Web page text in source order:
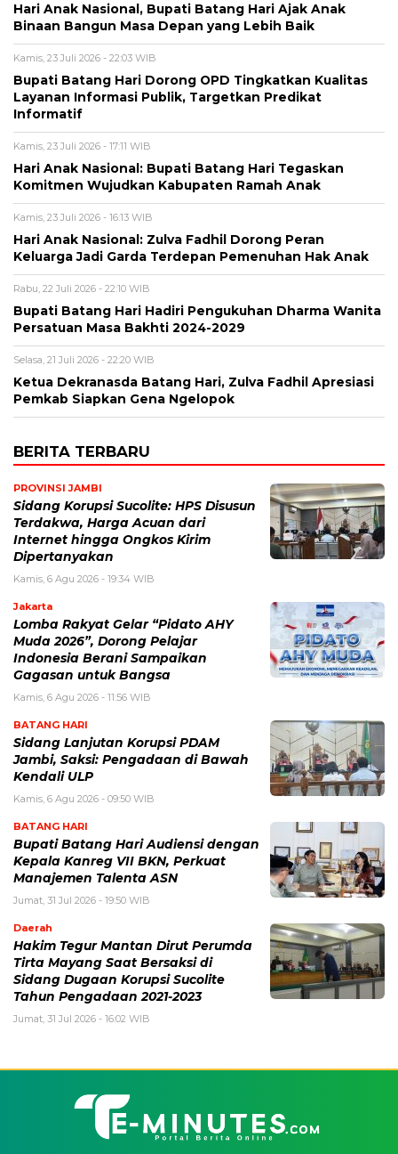
Hari Anak Nasional, Bupati Batang Hari Ajak Anak
Binaan Bangun Masa Depan yang Lebih Baik
Kamis, 23 Juli 2026 - 22:03 WIB
Bupati Batang Hari Dorong OPD Tingkatkan Kualitas
Layanan Informasi Publik, Targetkan Predikat
Informatif
Kamis, 23 Juli 2026 - 17:11 WIB
Hari Anak Nasional: Bupati Batang Hari Tegaskan
Komitmen Wujudkan Kabupaten Ramah Anak
Kamis, 23 Juli 2026 - 16:13 WIB
Hari Anak Nasional: Zulva Fadhil Dorong Peran
Keluarga Jadi Garda Terdepan Pemenuhan Hak Anak
Rabu, 22 Juli 2026 - 22:10 WIB
Bupati Batang Hari Hadiri Pengukuhan Dharma Wanita
Persatuan Masa Bakhti 2024-2029
Selasa, 21 Juli 2026 - 22:20 WIB
Ketua Dekranasda Batang Hari, Zulva Fadhil Apresiasi
Pemkab Siapkan Gena Ngelopok
BERITA TERBARU
PROVINSI JAMBI
Sidang Korupsi Sucolite: HPS Disusun
Terdakwa, Harga Acuan dari
Internet hingga Ongkos Kirim
Dipertanyakan
Kamis, 6 Agu 2026 - 19:34 WIB
Jakarta
Lomba Rakyat Gelar “Pidato AHY
Muda 2026”, Dorong Pelajar
Indonesia Berani Sampaikan
Gagasan untuk Bangsa
Kamis, 6 Agu 2026 - 11:56 WIB
BATANG HARI
Sidang Lanjutan Korupsi PDAM
Jambi, Saksi: Pengadaan di Bawah
Kendali ULP
Kamis, 6 Agu 2026 - 09:50 WIB
BATANG HARI
Bupati Batang Hari Audiensi dengan
Kepala Kanreg VII BKN, Perkuat
Manajemen Talenta ASN
Jumat, 31 Jul 2026 - 19:50 WIB
Daerah
Hakim Tegur Mantan Dirut Perumda
Tirta Mayang Saat Bersaksi di
Sidang Dugaan Korupsi Sucolite
Tahun Pengadaan 2021-2023
Jumat, 31 Jul 2026 - 16:02 WIB